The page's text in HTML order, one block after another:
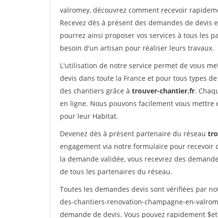
valromey, découvrez comment recevoir
Recevez dès à présent des demandes de
pourrez ainsi proposer vos services à tous les
besoin d'un artisan pour réaliser leurs travaux.
L'utilisation de notre service permet de vous
devis dans toute la France et pour tous types
des chantiers grâce à trouver-chantier.fr.
en ligne. Nous pouvons facilement vous
pour leur Habitat.
Devenez dès à présent partenaire du réseau
engagement via notre formulaire pour recevoir
la demande validée, vous recevrez des
de tous les partenaires du réseau.
Toutes les demandes devis sont vérifiées par
des-chantiers-renovation-champagne-en-
demande de devis. Vous pouvez rapidement